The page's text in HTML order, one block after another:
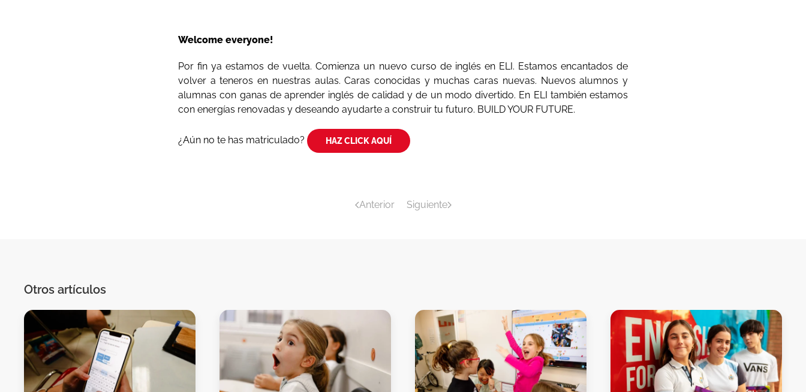
Welcome everyone!
Por fin ya estamos de vuelta. Comienza un nuevo curso de inglés en ELI. Estamos encantados de
volver a teneros en nuestras aulas. Caras conocidas y muchas caras nuevas. Nuevos alumnos y
alumnas con ganas de aprender inglés de calidad y de un modo divertido. En ELI también estamos
con energías renovadas y deseando ayudarte a construir tu futuro. BUILD YOUR FUTURE.
¿Aún no te has matriculado? HAZ CLICK AQUÍ
Anterior Siguiente
Otros artículos